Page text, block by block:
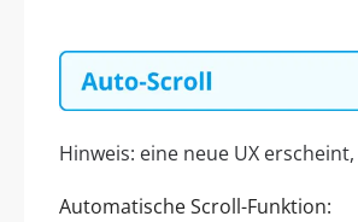
Hinweis: eine neue UX
Automatische Scroll-Funktion: